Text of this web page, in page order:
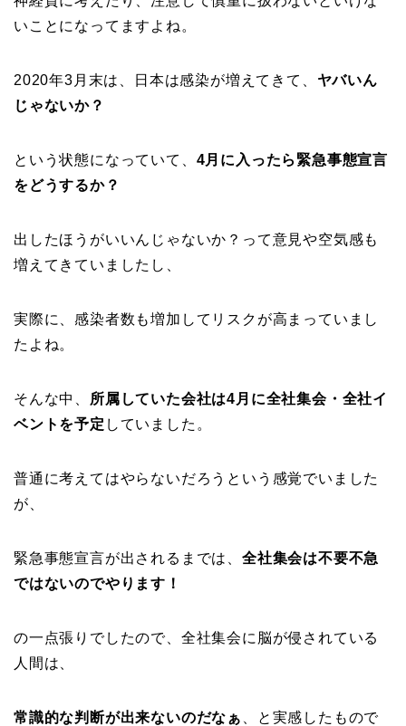
いことになってますよね。
2020年3月末は、日本は感染が増えてきて、 ヤバいん
じゃないか？
という状態になっていて、 4月に入ったら緊急事態宣言
をどうするか？
出したほうがいいんじゃないか？って意見や空気感も
増えてきていましたし、
実際に、感染者数も増加してリスクが高まっていまし
たよね。
そんな中、
所属していた会社は4月に全社集会・全社イ
ベントを予定 していました。
普通に考えてはやらないだろうという感覚でいました
が、
緊急事態宣言が出されるまでは、 全社集会は不要不急
ではないのでやります！
の一点張りでしたので、全社集会に脳が侵されている
人間は、
常識的な判断が出来ないのだなぁ
、と実感したもので